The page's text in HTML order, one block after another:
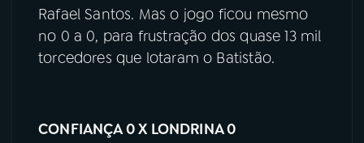
Rafael Santos. Mas o jogo ficou mesmo
no 0 a 0, para frustração dos quase 13 mil
torcedores que lotaram o Batistão.
CONFIANÇA 0 X LONDRINA 0